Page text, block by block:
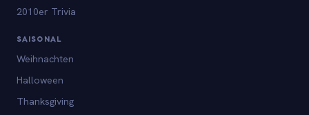
2010er Trivia
SAISONAL
Weihnachten
Halloween
Thanksgiving